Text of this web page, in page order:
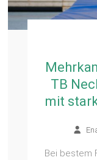
TB
mit
Bei bestem